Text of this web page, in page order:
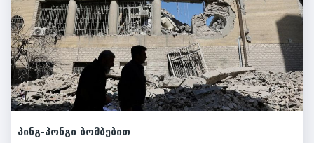
პინგ-პონგი ბომბებით